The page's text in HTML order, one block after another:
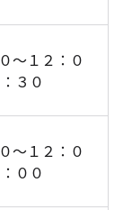
～１２：０
３０
～１２：０
００